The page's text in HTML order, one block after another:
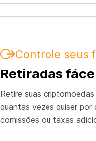
Controle seus
Retiradas
Retire suas criptomoedas
quantas vezes quiser por
comissões ou taxas